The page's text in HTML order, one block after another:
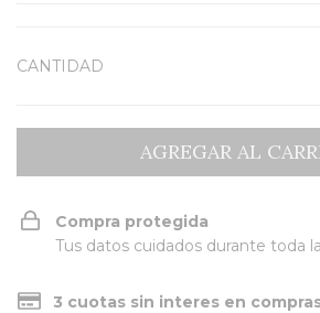
CANTIDAD
Compra protegida
Tus datos cuidados durante toda
3 cuotas sin interes en